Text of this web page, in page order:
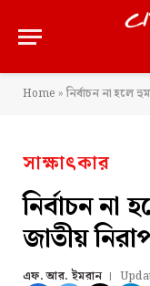
Home »নির্বাচন না হলে
সাক্ষাৎকার
নির্বাচন
জাতীয়
এফ. আর. ইমরান